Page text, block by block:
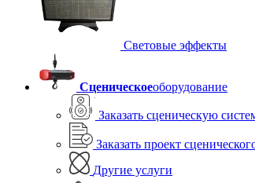
Световые эффекты
Сценическоеоборудование
Заказать сценическую
Заказать проект
Другие услуги